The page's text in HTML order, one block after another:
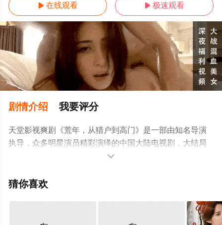
 在线观看  极速观看
剧情介绍 我要评分
天堂影视爽剧《荒年，从猎户到高门》是一部由知名导演
执导，众多明星演员精彩演绎的中国大陆电视剧，大结局
剧情已揭晓（全集），手机免费观看高清未删减完整版电
视剧、电视猫或剧情网等平台了解。

猜你喜欢